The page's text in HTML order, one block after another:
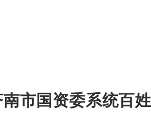
市国资委系统百